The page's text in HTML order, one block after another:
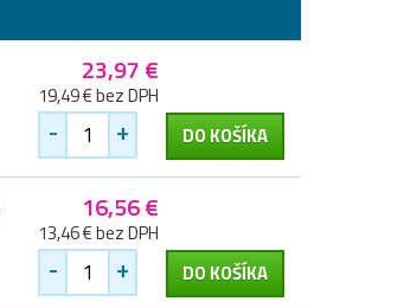
23,97 €
19,49 € bez DPH
- + DO KOŠÍKA
16,56 €
13,46 € bez DPH
- + DO KOŠÍKA